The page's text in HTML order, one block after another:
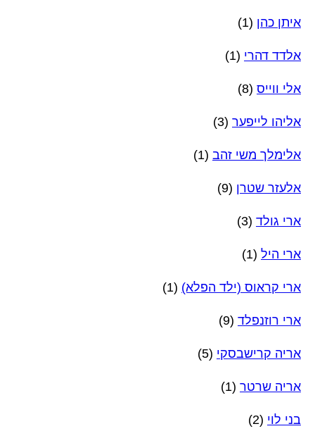
איתן כהן (1)
אלדד דהרי (1)
אלי ווייס (8)
אליהו לייפער (3)
אלימלך משי זהב (1)
אלעזר שטרן (9)
ארי גולד (3)
ארי היל (1)
ארי קראוס (ילד הפלא) (1)
ארי רוזנפלד (9)
אריה קרישבסקי (5)
אריה שרטר (1)
בני לוי (2)